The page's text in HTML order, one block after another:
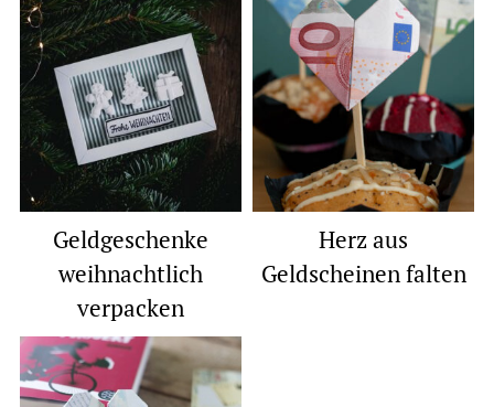
Geldgeschenke
weihnachtlich
verpacken
Herz aus
Geldscheinen falten